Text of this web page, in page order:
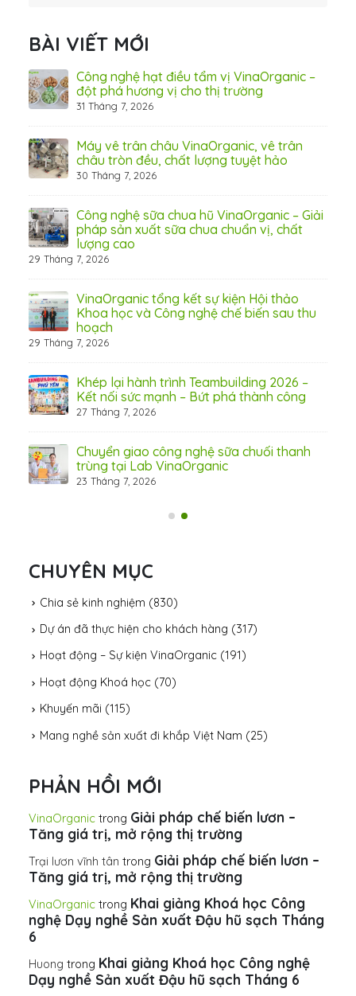
BÀI VIẾT MỚI
Công nghệ hạt điều tẩm vị VinaOrganic –
đột phá hương vị cho thị trường
31 Tháng 7, 2026
Máy vê trân châu VinaOrganic, vê trân
châu tròn đều, chất lượng tuyệt hảo
30 Tháng 7, 2026
Công nghệ sữa chua hũ VinaOrganic – Giải
pháp sản xuất sữa chua chuẩn vị, chất
lượng cao
29 Tháng 7, 2026
VinaOrganic tổng kết sự kiện Hội thảo
Khoa học và Công nghệ chế biến sau thu
hoạch
29 Tháng 7, 2026
Khép lại hành trình Teambuilding 2026 –
Kết nối sức mạnh – Bứt phá thành công
27 Tháng 7, 2026
Chuyển giao công nghệ sữa chuối thanh
trùng tại Lab VinaOrganic
23 Tháng 7, 2026
CHUYÊN MỤC
Chia sẻ kinh nghiệm (830)
Dự án đã thực hiện cho khách hàng (317)
Hoạt động – Sự kiện VinaOrganic (191)
Hoạt động Khoá học (70)
Khuyến mãi (115)
Mang nghề sản xuất đi khắp Việt Nam (25)
PHẢN HỒI MỚI
VinaOrganic trong Giải pháp chế biến lươn –
Tăng giá trị, mở rộng thị trường
Trại lươn vĩnh tân trong Giải pháp chế biến lươn –
Tăng giá trị, mở rộng thị trường
VinaOrganic trong Khai giảng Khoá học Công
nghệ Dạy nghề Sản xuất Đậu hũ sạch Tháng
6
Huong trong Khai giảng Khoá học Công nghệ
Dạy nghề Sản xuất Đậu hũ sạch Tháng 6